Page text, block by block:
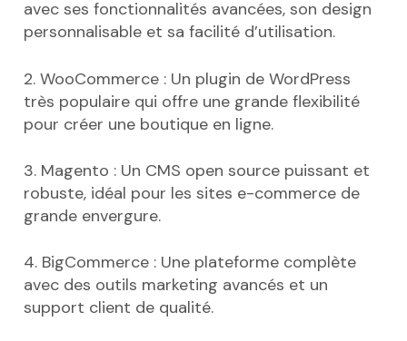
avec ses fonctionnalités avancées, son design
personnalisable et sa facilité d’utilisation.
2. WooCommerce : Un plugin de WordPress
très populaire qui offre une grande flexibilité
pour créer une boutique en ligne.
3. Magento : Un CMS open source puissant et
robuste, idéal pour les sites e-commerce de
grande envergure.
4. BigCommerce : Une plateforme complète
avec des outils marketing avancés et un
support client de qualité.